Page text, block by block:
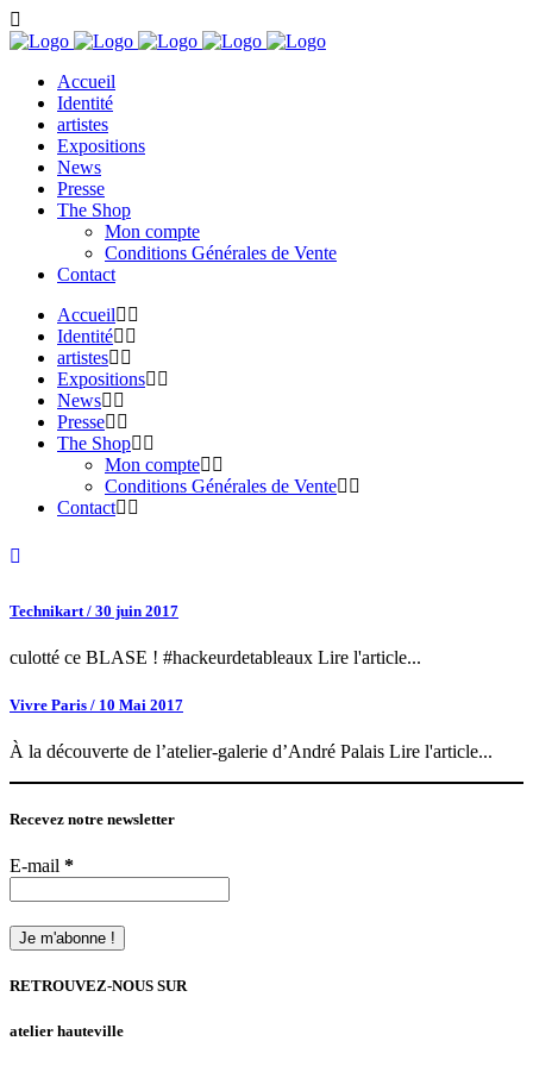
Accueil
Identité
artistes
Expositions
News
Presse
The Shop
Mon compte
Conditions Générales de Vente
Contact
Accueil
Identité
artistes
Expositions
News
Presse
The Shop
Mon compte
Conditions Générales de Vente
Contact
Technikart / 30 juin 2017
culotté ce BLASE ! #hackeurdetableaux Lire l'article...
Vivre Paris / 10 Mai 2017
À la découverte de l’atelier-galerie d’André Palais Lire l'article...
Recevez notre newsletter
E-mail *
RETROUVEZ-NOUS SUR
atelier hauteville